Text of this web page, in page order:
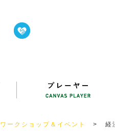
ワークショップ＆イベント > 経